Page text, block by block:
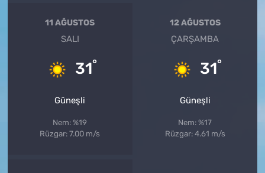
11 AĞUSTOS
SALI
31°
Güneşli
Nem: %19
Rüzgar: 7.00 m/s
12 AĞUSTOS
ÇARŞAMBA
31°
Güneşli
Nem: %17
Rüzgar: 4.61 m/s